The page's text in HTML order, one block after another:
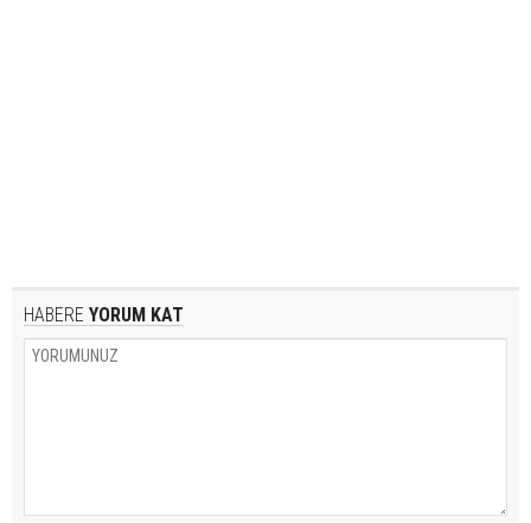
HABERE YORUM KAT